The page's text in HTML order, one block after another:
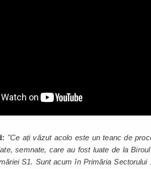
"Ce ați văzut acolo este un teanc de
semnate, care au fost luate de la
S1. Sunt acum în Primăria Sectorului